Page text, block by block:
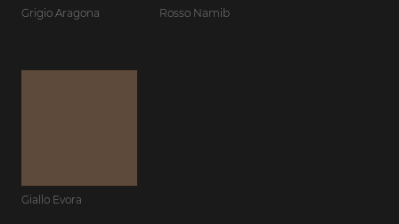
Grigio Aragona Rosso Namib
Giallo Evora